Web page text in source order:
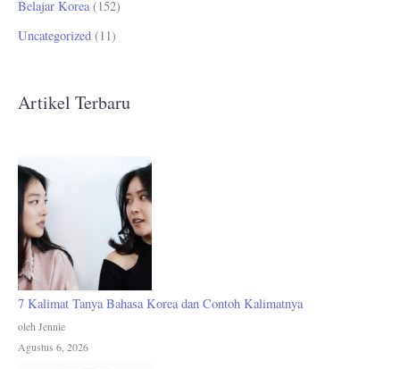
Belajar Korea(152)
Uncategorized (11)
Artikel Terbaru
7 Kalimat Tanya Bahasa Korea dan Contoh Kalimatnya
oleh Jennie
Agustus 6, 2026